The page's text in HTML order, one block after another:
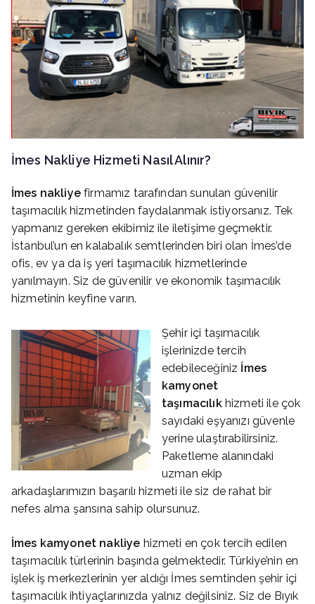
İmes Nakliye Hizmeti Nasıl Alınır?
İmes nakliyefirmamız tarafından sunulan güvenilir
taşımacılık hizmetinden faydalanmak istiyorsanız. Tek
yapmanız gereken ekibimiz ile iletişime geçmektir.
İstanbul’un en kalabalık semtlerinden biri olan İmes’de
ofis, ev ya da iş yeri taşımacılık hizmetlerinde
yanılmayın. Siz de güvenilir ve ekonomik taşımacılık
hizmetinin keyfine varın.
Şehir içi taşımacılık
işlerinizde tercih
edebileceğiniz İmes
kamyonet
taşımacılıkhizmeti ile çok
sayıdaki eşyanızı güvenle
yerine ulaştırabilirsiniz.
Paketleme alanındaki
uzman ekip
arkadaşlarımızın başarılı hizmeti ile siz de rahat bir
nefes alma şansına sahip olursunuz.
İmes kamyonet nakliye hizmeti en çok tercih edilen
taşımacılık türlerinin başında gelmektedir. Türkiye’nin en
işlek iş merkezlerinin yer aldığı İmes semtinden şehir içi
taşımacılık ihtiyaçlarınızda yalnız değilsiniz. Siz de Bıyık